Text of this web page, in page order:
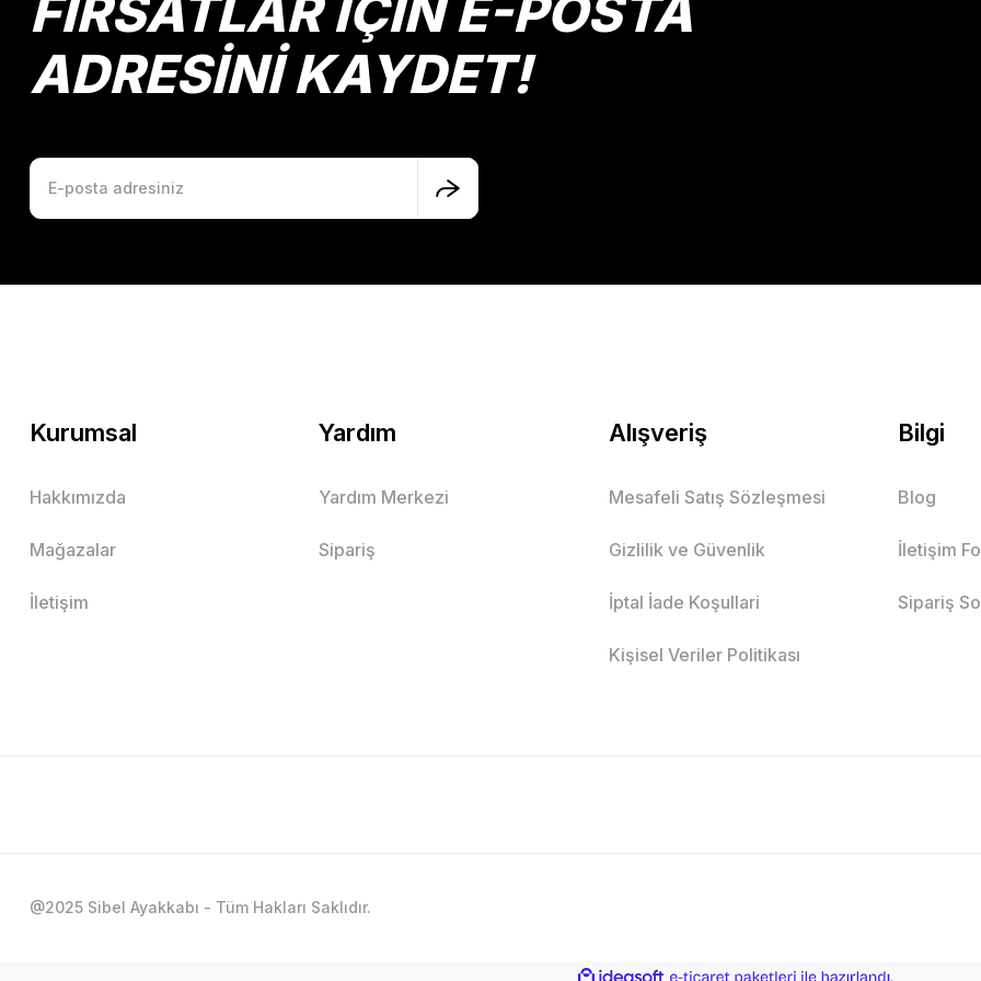
ADRESİNİ KAYDET!
Kurumsal
Hakkımızda
Mağazalar
İletişim
Yardım
Yardım Merkezi
Sipariş
Alışveriş
Mesafeli Satış Sözleşmesi
Gizlilik ve Güvenlik
İptal İade Koşullari
Kişisel Veriler Politikası
Bilgi
Blog
İletişim
Sipariş
@2025 Sibel Ayakkabı - Tüm Hakları Saklıdır.
ideasoft e-